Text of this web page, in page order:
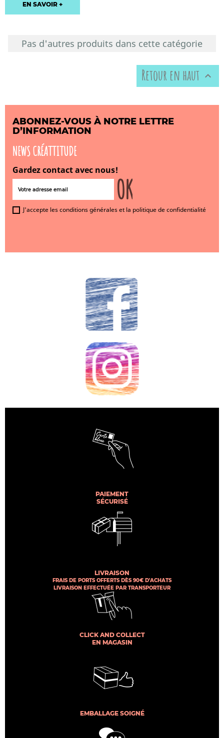
EN SAVOIR +
Pas d'autres produits dans cette catégorie
Retour en haut 
ABONNEZ-VOUS À NOTRE LETTRE
D’INFORMATION
NEWS CRÉATTITUDE
Gardez contact avec nous!
J'accepte les conditions générales et la politique de confidentialité
PAIEMENT
SÉCURISÉ
LIVRAISON
FRAIS DE PORTS OFFERTS DÈS 90€ D'ACHATS
LIVRAISON EFFECTUÉE PAR TRANSPORTEUR
CLICK AND COLLECT
EN MAGASIN
EMBALLAGE SOIGNÉ